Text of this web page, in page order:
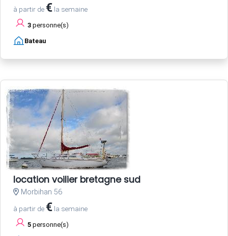
à partir de € la semaine
3 personne(s)
Bateau
location voilier bretagne sud
Morbihan 56
à partir de € la semaine
5 personne(s)